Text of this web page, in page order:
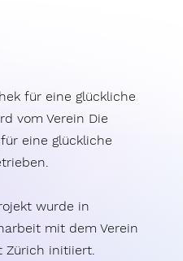
für eine glückliche
vom Verein Die
eine glückliche
wurde in
mit dem Verein
Zürich initiiert.